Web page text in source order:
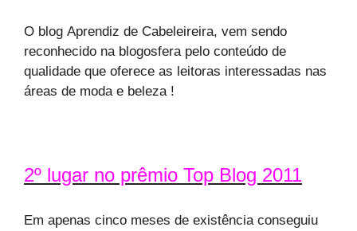
O blog Aprendiz de Cabeleireira, vem sendo
reconhecido na blogosfera pelo conteúdo de
qualidade que oferece as leitoras interessadas nas
áreas de moda e beleza !
2º lugar no prêmio Top Blog 2011
Em apenas cinco meses de existência conseguiu